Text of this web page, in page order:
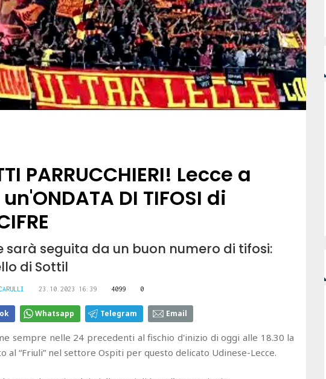
PARRUCCHIERI! Lecce a
DI TIFOSI di
sarà seguita da un buon numero di tifosi:
di Sottil
23.10.2023 16:39 4099 0
Whatsapp Telegram Email
sempre nelle 24 precedenti al fischio d'inizio di oggi alle 18.30 la
al “Friuli” nel settore Ospiti per questo delicato Udinese-Lecce.